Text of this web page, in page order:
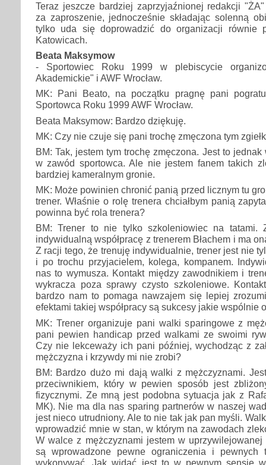
Teraz jeszcze bardziej zaprzyjaźnionej redakcji
za zaproszenie, jednocześnie składając solenną
tylko uda się doprowadzić do organizacji równie
Katowicach.
Beata Maksymow
- Sportowiec Roku 1999 w plebiscycie
Akademickie" i AWF Wrocław.
MK: Pani Beato, na początku pragnę pani
Sportowca Roku 1999 AWF Wrocław.
Beata Maksymow: Bardzo dziękuję.
MK: Czy nie czuje się pani trochę zmęczona tym
BM: Tak, jestem tym trochę zmęczona. Jest to
w zawód sportowca. Ale nie jestem fanem takich
bardziej kameralnym gronie.
MK: Może powinien chronić panią przed licznym tu
trener. Właśnie o rolę trenera chciałbym panią
powinna być rola trenera?
BM: Trener to nie tylko szkoleniowiec na tatami.
indywidualną współpracę z trenerem Błachem i ma
Z racji tego, że trenuję indywidualnie, trener jest nie
i po trochu przyjacielem, kolega, kompanem.
nas to wymusza. Kontakt między zawodnikiem i
wykracza poza sprawy czysto szkoleniowe.
bardzo nam to pomaga nawzajem się lepiej
efektami takiej współpracy są sukcesy jakie wspólnie
MK: Trener organizuje pani walki sparingowe z
pani pewien handicap przed walkami ze swoimi
Czy nie lekceważy ich pani później, wychodząc z
mężczyzna i krzywdy mi nie zrobi?
BM: Bardzo dużo mi dają walki z mężczyznami.
przeciwnikiem, który w pewien sposób jest
fizycznymi. Ze mną jest podobna sytuacja jak z
MK). Nie ma dla nas sparing partnerów w naszej
jest nieco utrudniony. Ale to nie tak jak pan myśli.
wprowadzić mnie w stan, w którym na zawodach
W walce z mężczyznami jestem w
są wprowadzone pewne ograniczenia i
wykonywać. Jak widać jest to w pewnym sensie